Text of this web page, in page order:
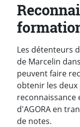
Les détenteurs
de Marcelin
peuvent faire
obtenir les
reconnaissance
d'AGORA en
de notes.